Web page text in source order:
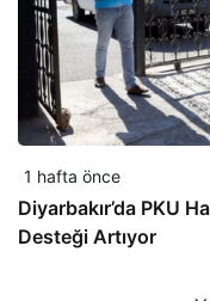
1 hafta önce
Diyarbakır’da PKU
Desteği Artıyor